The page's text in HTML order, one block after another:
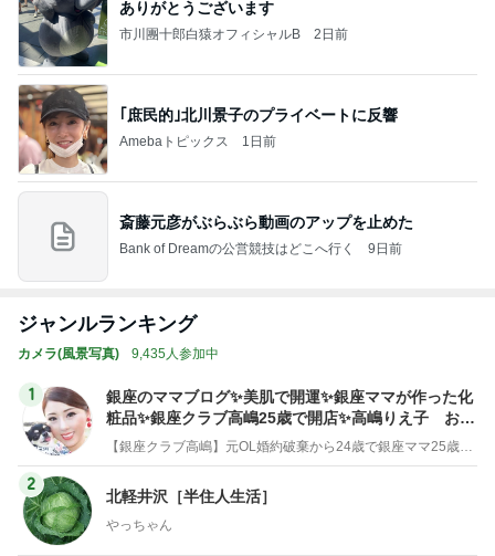
ありがとうございます
市川團十郎白猿オフィシャルB 2日前
｢庶民的｣北川景子のプライベートに反響
Amebaトピックス 1日前
斎藤元彦がぶらぶら動画のアップを止めた
Bank of Dreamの公営競技はどこへ行く 9日前
ジャンルランキング
カメラ(風景写真) 9,435人参加中
1
銀座のママブログ✨美肌で開運✨銀座ママが作った化
粧品✨銀座クラブ高嶋25歳で開店✨高嶋りえ子 お着
物でエルメス バーキン コーデ
【銀座クラブ高嶋】元OL婚約破棄から24歳で銀座ママ25歳でオーナーママ銀座 美肌で開運♡パワースポット巡り高嶋りえ子ブログ
2
北軽井沢［半住人生活］
やっちゃん